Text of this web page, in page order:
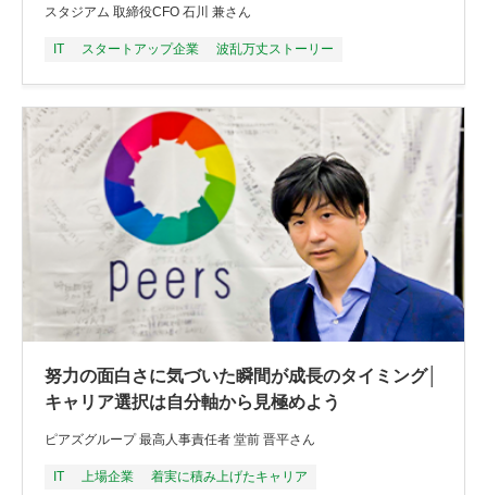
スタジアム 取締役CFO 石川 兼さん
IT スタートアップ企業 波乱万丈ストーリー
努力の面白さに気づいた瞬間が成長のタイミング│
キャリア選択は自分軸から見極めよう
ピアズグループ 最高人事責任者 堂前 晋平さん
IT 上場企業 着実に積み上げたキャリア